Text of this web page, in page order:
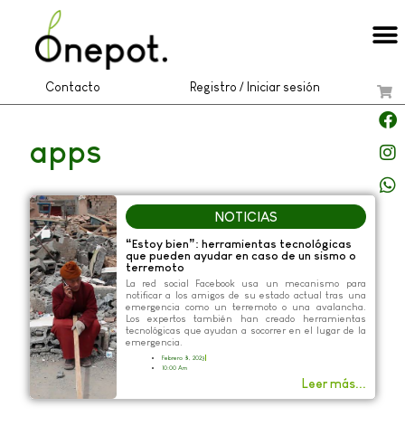
Contacto Registro / Iniciar sesión
apps
NOTICIAS
“Estoy bien”: herramientas tecnológicas
que pueden ayudar en caso de un sismo o
terremoto
La red social Facebook usa un mecanismo para
notificar a los amigos de su estado actual tras una
emergencia como un terremoto o una avalancha.
Los expertos también han creado herramientas
tecnológicas que ayudan a socorrer en el lugar de la
emergencia.
Febrero 8, 2023
10:00 Am
Leer más...